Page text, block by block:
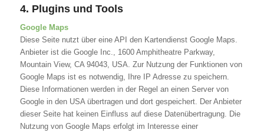
4. Plugins und Tools
Google Maps
Diese Seite nutzt über eine API den Kartendienst Google Maps.
Anbieter ist die Google Inc., 1600 Amphitheatre Parkway,
Mountain View, CA 94043, USA. Zur Nutzung der Funktionen von
Google Maps ist es notwendig, Ihre IP Adresse zu speichern.
Diese Informationen werden in der Regel an einen Server von
Google in den USA übertragen und dort gespeichert. Der Anbieter
dieser Seite hat keinen Einfluss auf diese Datenübertragung. Die
Nutzung von Google Maps erfolgt im Interesse einer